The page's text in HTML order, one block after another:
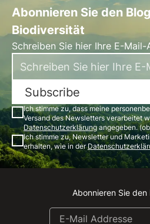
Abonnieren Sie den
Biodiversität
Schreiben Sie hier Ihre E-Mail-
Subscribe
Ich stimme zu, dass meine
Versand des Newsletters verarbeitet
Datenschutzerklärungangegeben.
Ich stimme zu, Newsletter und
erhalten, wie in der
Abonnieren Sie